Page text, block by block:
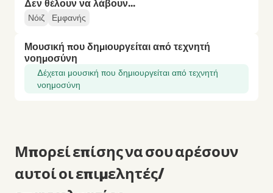
Δεν θέλουν να λάβουν...
Νόιζ Εμφανής
Μουσική που δημιουργείται από τεχνητή
νοημοσύνη
Δέχεται μουσική που δημιουργείται από τεχνητή
νοημοσύνη
Μπορεί επίσης να σου αρέσουν
αυτοί οι επιμελητές/